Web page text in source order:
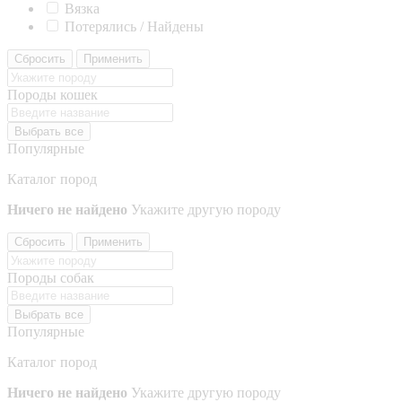
Вязка
Потерялись / Найдены
Сбросить Применить
Породы кошек
Выбрать все
Популярные
Каталог пород
Ничего не найдено Укажите другую породу
Сбросить Применить
Породы собак
Выбрать все
Популярные
Каталог пород
Ничего не найдено Укажите другую породу